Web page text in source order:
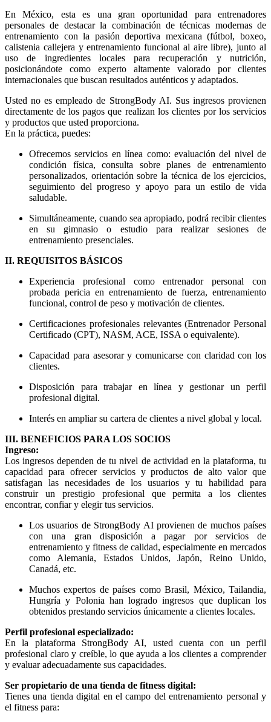
En México, esta es una gran oportunidad para entrenadores
personales de destacar la combinación de técnicas modernas de
entrenamiento con la pasión deportiva mexicana (fútbol, boxeo,
calistenia callejera y entrenamiento funcional al aire libre), junto al
uso de ingredientes locales para recuperación y nutrición,
posicionándote como experto altamente valorado por clientes
internacionales que buscan resultados auténticos y adaptados.
Usted no es empleado de StrongBody AI. Sus ingresos provienen
directamente de los pagos que realizan los clientes por los servicios
y productos que usted proporciona.
En la práctica, puedes:
Ofrecemos servicios en línea como: evaluación del nivel de
condición física, consulta sobre planes de entrenamiento
personalizados, orientación sobre la técnica de los ejercicios,
seguimiento del progreso y apoyo para un estilo de vida
saludable.
Simultáneamente, cuando sea apropiado, podrá recibir clientes
en su gimnasio o estudio para realizar sesiones de
entrenamiento presenciales.
II. REQUISITOS BÁSICOS
Experiencia profesional como entrenador personal con
probada pericia en entrenamiento de fuerza, entrenamiento
funcional, control de peso y motivación de clientes.
Certificaciones profesionales relevantes (Entrenador Personal
Certificado (CPT), NASM, ACE, ISSA o equivalente).
Capacidad para asesorar y comunicarse con claridad con los
clientes.
Disposición para trabajar en línea y gestionar un perfil
profesional digital.
Interés en ampliar su cartera de clientes a nivel global y local.
III. BENEFICIOS PARA LOS SOCIOS
Ingreso:
Los ingresos dependen de tu nivel de actividad en la plataforma, tu
capacidad para ofrecer servicios y productos de alto valor que
satisfagan las necesidades de los usuarios y tu habilidad para
construir un prestigio profesional que permita a los clientes
encontrar, confiar y elegir tus servicios.
Los usuarios de StrongBody AI provienen de muchos países
con una gran disposición a pagar por servicios de
entrenamiento y fitness de calidad, especialmente en mercados
como Alemania, Estados Unidos, Japón, Reino Unido,
Canadá, etc.
Muchos expertos de países como Brasil, México, Tailandia,
Hungría y Polonia han logrado ingresos que duplican los
obtenidos prestando servicios únicamente a clientes locales.
Perfil profesional especializado:
En la plataforma StrongBody AI, usted cuenta con un perfil
profesional claro y creíble, lo que ayuda a los clientes a comprender
y evaluar adecuadamente sus capacidades.
Ser propietario de una tienda de fitness digital:
Tienes una tienda digital en el campo del entrenamiento personal y
el fitness para: